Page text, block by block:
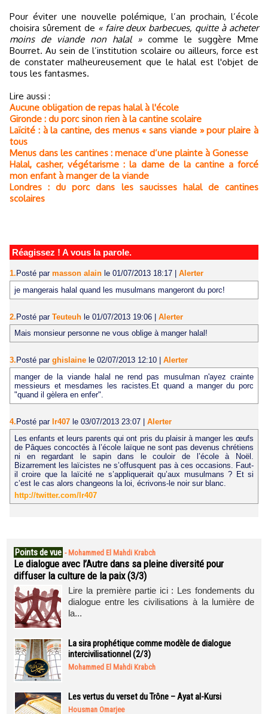
Pour éviter une nouvelle polémique, l’an prochain, l’école
choisira sûrement de « faire deux barbecues, quitte à acheter
moins de viande non halal »comme le suggère Mme
Bourret. Au sein de l’institution scolaire ou ailleurs, force est
de constater malheureusement que le halal est l'objet de
tous les fantasmes.
Lire aussi :
Aucune obligation de repas halal à l'école
Gironde : du porc sinon rien à la cantine scolaire
Laïcité : à la cantine, des menus « sans viande » pour plaire à
tous
Menus dans les cantines : menace d’une plainte à Gonesse
Halal, casher, végétarisme : la dame de la cantine a forcé
mon enfant à manger de la viande
Londres : du porc dans les saucisses halal de cantines
scolaires
Réagissez ! A vous la parole.
1. Posté par masson alain le 01/07/2013 18:17
Alerter
je mangerais halal quand les musulmans mangeront du porc!
2.Posté par Teuteuh le 01/07/2013 19:06 | Alerter
Mais monsieur personne ne vous oblige à manger halal!
3. Posté par ghislaine le 02/07/2013 12:10
Alerter
manger de la viande halal ne rend pas musulman n'ayez crainte
messieurs et mesdames les racistes.Et quand a manger du porc
"quand il gèlera en enfer".
4.Posté par lr407 le 03/07/2013 23:07 | Alerter
Les enfants et leurs parents qui ont pris du plaisir à manger les œufs
de Pâques concoctés à l’école laïque ne sont pas devenus chrétiens
ni en regardant le sapin dans le couloir de l’école à Noël.
Bizarrement les laïcistes ne s’offusquent pas à ces occasions. Faut-
il croire que la laïcité ne s’appliquerait qu’aux musulmans ? Et si
c’est le cas alors changeons la loi, écrivons-le noir sur blanc.
http://twitter.com/lr407
Points de vue - Mohammed El Mahdi Krabch
Le dialogue avec l’Autre dans sa pleine diversité pour
diffuser la culture de la paix (3/3)
Lire la première partie ici : Les fondements du
dialogue entre les civilisations à la lumière de
la...
La sira prophétique comme modèle de dialogue
intercivilisationnel (2/3)
Mohammed El Mahdi Krabch
Les vertus du verset du Trône – Ayat al-Kursi
Housman Omarjee